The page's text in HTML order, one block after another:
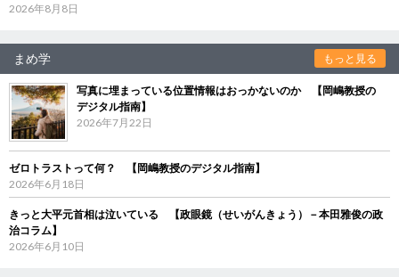
2026年8月8日
まめ学 もっと見る
写真に埋まっている位置情報はおっかないのか 【岡嶋教授の
デジタル指南】
2026年7月22日
ゼロトラストって何？ 【岡嶋教授のデジタル指南】
2026年6月18日
きっと大平元首相は泣いている 【政眼鏡（せいがんきょう）－本田雅俊の政
治コラム】
2026年6月10日